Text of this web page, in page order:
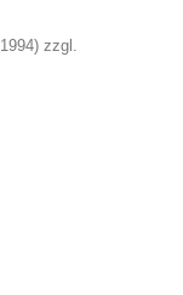
zzgl.